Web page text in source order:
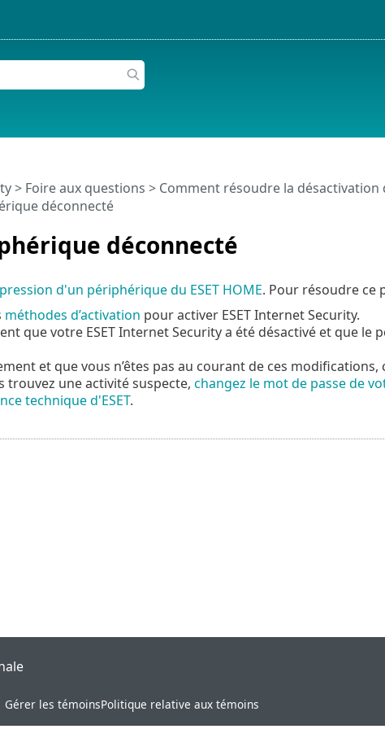
déconnecté
> Foire aux questions > Comment résoudre la
déconnecté
d'un périphérique du ESET HOME. Pour résoudre ce
méthodes d’activation pour activer ESET Internet Security.
que votre ESET Internet Security a été désactivé et que le
et que vous n’êtes pas au courant de ces modifications,
trouvez une activité suspecte, changez le mot de passe de
technique d'ESET.
Gérer les témoinsPolitique relative aux témoins